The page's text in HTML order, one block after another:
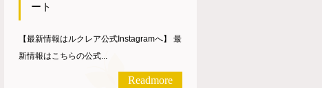
ート
【最新情報はルクレア公式Instagramへ】 最
新情報はこちらの公式...
Readmore